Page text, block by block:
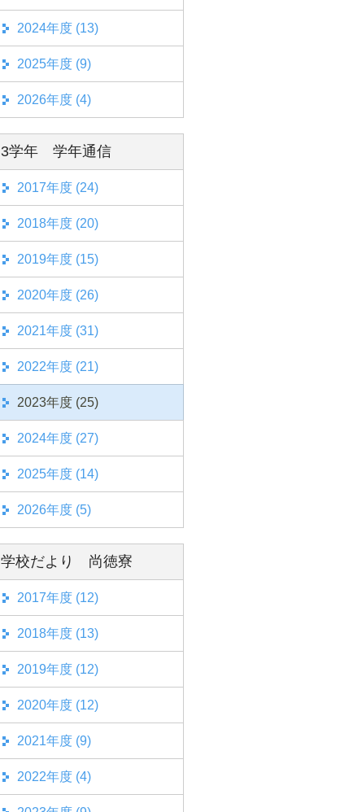
2024年度 (13)
2025年度 (9)
2026年度 (4)
3学年 学年通信
2017年度 (24)
2018年度 (20)
2019年度 (15)
2020年度 (26)
2021年度 (31)
2022年度 (21)
2023年度 (25)
2024年度 (27)
2025年度 (14)
2026年度 (5)
学校だより 尚徳寮
2017年度 (12)
2018年度 (13)
2019年度 (12)
2020年度 (12)
2021年度 (9)
2022年度 (4)